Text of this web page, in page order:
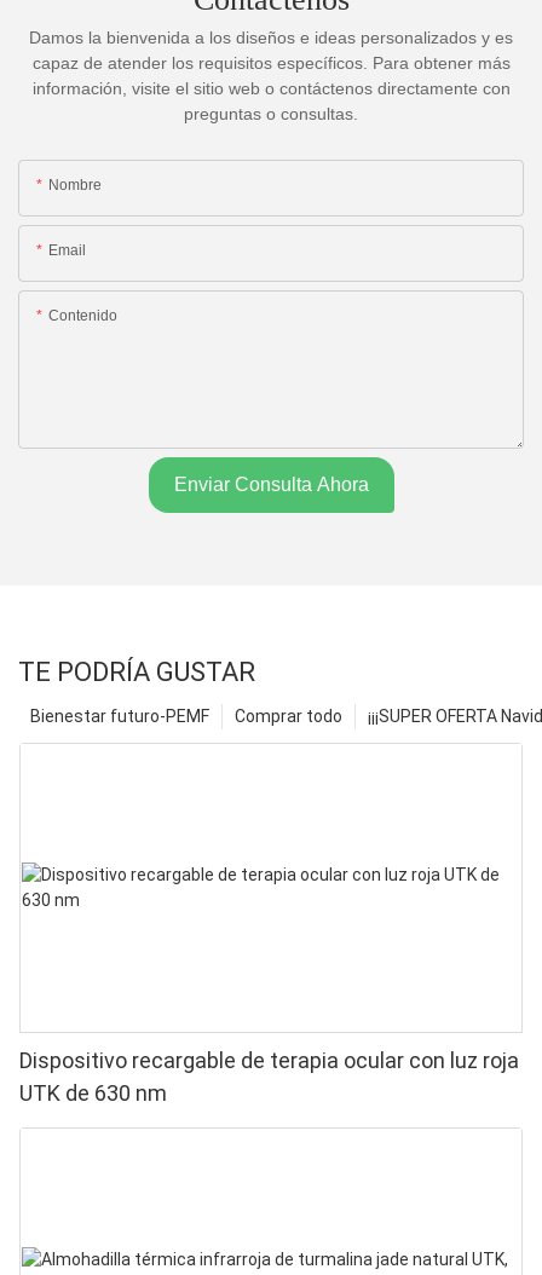
Damos la bienvenida a los diseños e ideas personalizados y es
capaz de atender los requisitos específicos. Para obtener más
información, visite el sitio web o contáctenos directamente con
preguntas o consultas.
Nombre
Email
Contenido
Enviar Consulta Ahora
TE PODRÍA GUSTAR
¡¡¡SUPER OFERTA
Comprar todo
Bienestar futuro-PEMF
Dispositivo recargable de terapia ocular con luz roja
UTK de 630 nm